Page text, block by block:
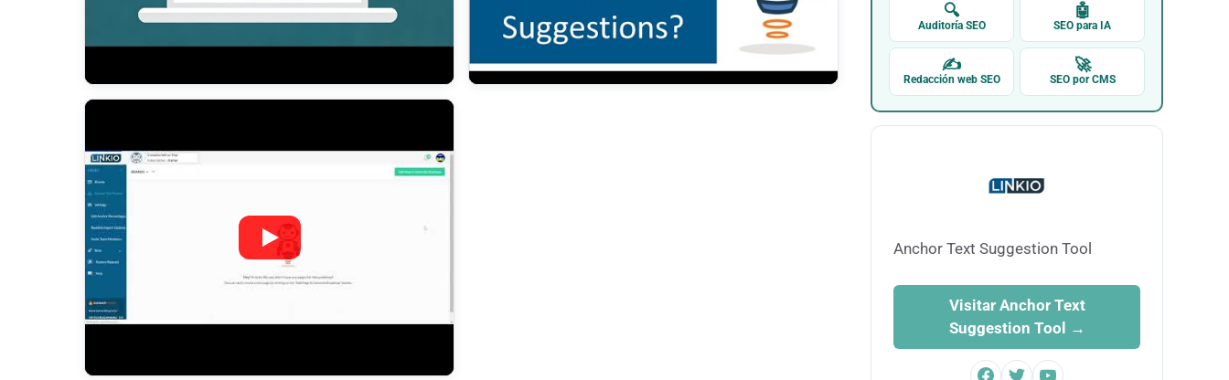
🔍
Auditoría SEO
🤖
SEO para IA
✍
Redacción web SEO
🚀
SEO por CMS
Anchor Text Suggestion Tool
Visitar Anchor Text
Suggestion Tool →